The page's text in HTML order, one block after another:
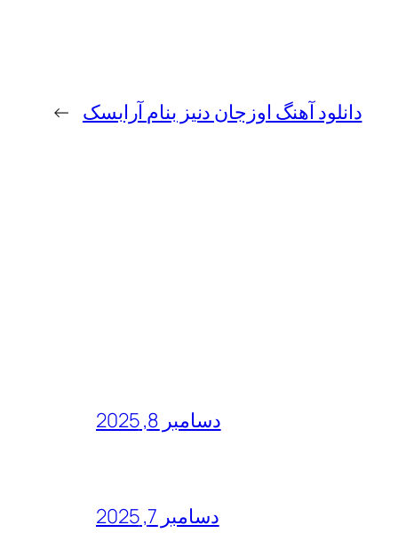
دانلود آهنگ اوزجان دنیز بنام آرابسک →
دسامبر 8, 2025
دسامبر 7, 2025